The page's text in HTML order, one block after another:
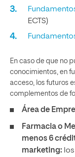
ECTS)
En caso de que no
conocimientos, en
acceso, los futuros
complementos de
Área de
Farmacia o
menos 6
marketing: